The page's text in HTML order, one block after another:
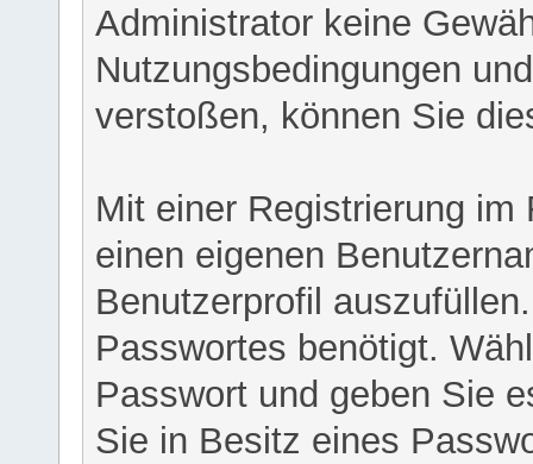
Administrator keine
Nutzungsbedingungen
verstoßen, können Sie
Mit einer Registrierung
einen eigenen
Benutzerprofil
Passwortes benötigt.
Passwort und geben Sie
Sie in Besitz eines